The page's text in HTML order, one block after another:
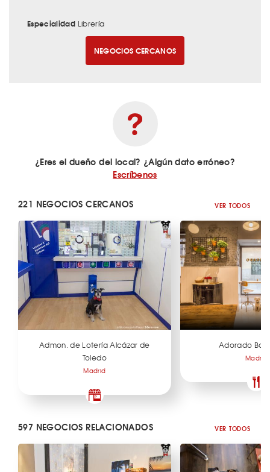
Especialidad Librería
NEGOCIOS CERCANOS
¿Eres el dueño del local? ¿Algún dato erróneo?
Escríbenos
221 NEGOCIOS CERCANOS VER TODOS
Admon. de Lotería Alcázar de
Toledo
Madrid
Adorado Bar
Madrid
597 NEGOCIOS RELACIONADOS VER TODOS